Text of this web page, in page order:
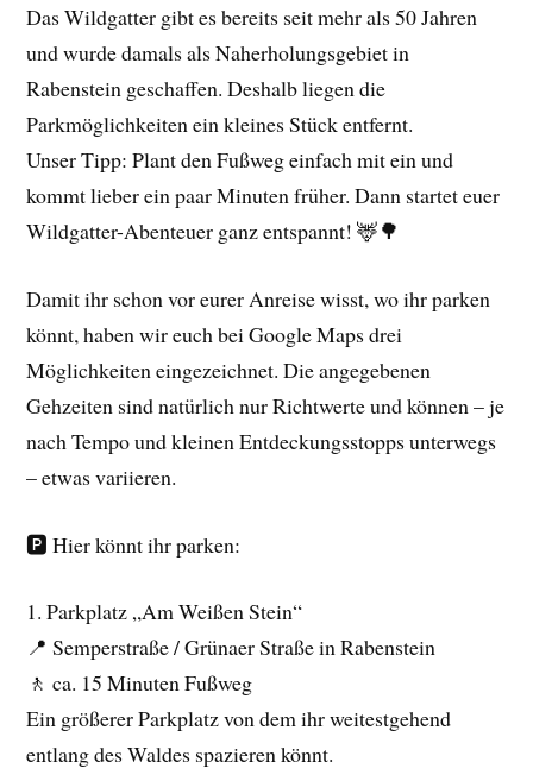
Das Wildgatter gibt es bereits seit mehr als 50 Jahren
und wurde damals als Naherholungsgebiet in
Rabenstein geschaffen. Deshalb liegen die
Parkmöglichkeiten ein kleines Stück entfernt.
Unser Tipp: Plant den Fußweg einfach mit ein und
kommt lieber ein paar Minuten früher. Dann startet euer
Wildgatter-Abenteuer ganz entspannt! 🦌🌳
Damit ihr schon vor eurer Anreise wisst, wo ihr parken
könnt, haben wir euch bei Google Maps drei
Möglichkeiten eingezeichnet. Die angegebenen
Gehzeiten sind natürlich nur Richtwerte und können – je
nach Tempo und kleinen Entdeckungsstopps unterwegs
– etwas variieren.
🅿️ Hier könnt ihr parken:
1. Parkplatz „Am Weißen Stein“
📍 Semperstraße / Grünaer Straße in Rabenstein
🚶 ca. 15 Minuten Fußweg
Ein größerer Parkplatz von dem ihr weitestgehend
entlang des Waldes spazieren könnt.